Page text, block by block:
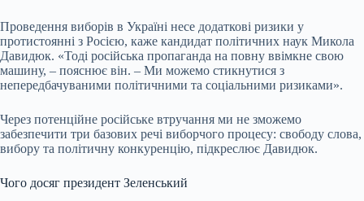
Проведення виборів в Україні несе додаткові ризики у
протистоянні з Росією, каже кандидат політичних наук Микола
Давидюк. «Тоді російська пропаганда на повну ввімкне свою
машину, – пояснює він. – Ми можемо стикнутися з
непередбачуваними політичними та соціальними ризиками».
Через потенційне російське втручання ми не зможемо
забезпечити три базових речі виборчого процесу: свободу слова,
вибору та політичну конкуренцію, підкреслює Давидюк.
Чого досяг президент Зеленський